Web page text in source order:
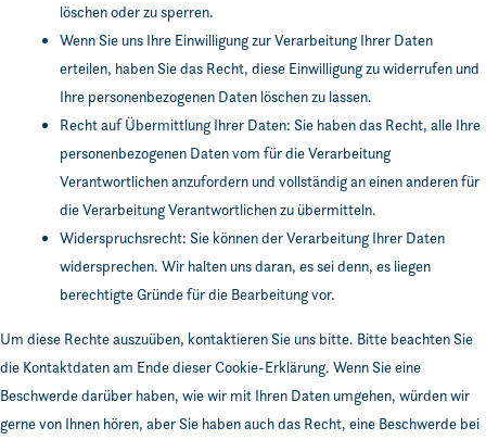
löschen oder zu sperren.
Wenn Sie uns Ihre Einwilligung zur Verarbeitung Ihrer Daten
erteilen, haben Sie das Recht, diese Einwilligung zu widerrufen und
Ihre personenbezogenen Daten löschen zu lassen.
Recht auf Übermittlung Ihrer Daten: Sie haben das Recht, alle Ihre
personenbezogenen Daten vom für die Verarbeitung
Verantwortlichen anzufordern und vollständig an einen anderen für
die Verarbeitung Verantwortlichen zu übermitteln.
Widerspruchsrecht: Sie können der Verarbeitung Ihrer Daten
widersprechen. Wir halten uns daran, es sei denn, es liegen
berechtigte Gründe für die Bearbeitung vor.
Um diese Rechte auszuüben, kontaktieren Sie uns bitte. Bitte beachten Sie
die Kontaktdaten am Ende dieser Cookie-Erklärung. Wenn Sie eine
Beschwerde darüber haben, wie wir mit Ihren Daten umgehen, würden wir
gerne von Ihnen hören, aber Sie haben auch das Recht, eine Beschwerde bei